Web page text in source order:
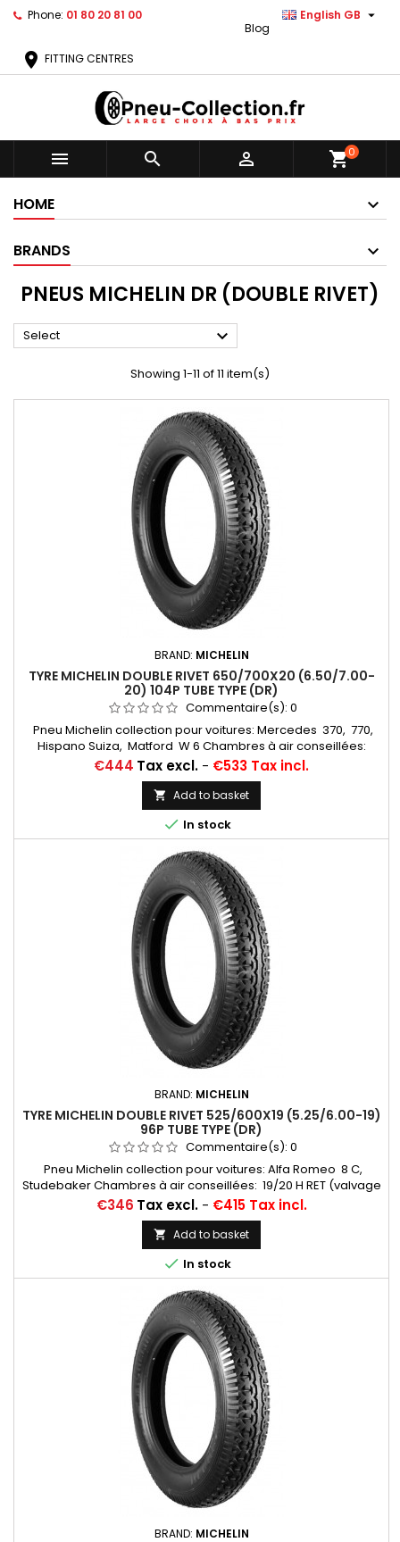
Phone: 01 80 20 81 00 English GB 
Blog
location_on FITTING CENTRES
   shopping_cart0
HOME
BRANDS
PNEUS MICHELIN DR (DOUBLE RIVET)
Select 
Showing 1-11 of 11 item(s)
BRAND: MICHELIN
TYRE MICHELIN DOUBLE RIVET 650/700X20 (6.50/7.00-
20) 104P TUBE TYPE (DR)
Commentaire(s): 0
Pneu Michelin collection pour voitures: Mercedes 370, 770,
Hispano Suiza, Matford W 6 Chambres à air conseillées:
19/20 H RET (valvage oblique) Michelin, 20 H (valvage
central)... Autres appellations: 6,50-20; 7,00-20; 6,50x20;
7,00x20; 6,50/7,00-20; 650x20; 700x20; 650/700-20; 650/700*20
Price
€444 Tax excl. - €533 Tax incl.
 Add to basket
 In stock
BRAND: MICHELIN
TYRE MICHELIN DOUBLE RIVET 525/600X19 (5.25/6.00-19)
96P TUBE TYPE (DR)
Commentaire(s): 0
Pneu Michelin collection pour voitures: Alfa Romeo 8 C,
Studebaker Chambres à air conseillées: 19/20 H RET (valvage
oblique) Michelin, 20 H (valvage droit)... Autres
appellations: 5,25-19; 6,00-19; 5,25x19; 6,00x19; 5,25/6,00-19;
525x19; 600x19; 525/600-19; 525/600*19
Price
€346 Tax excl.- €415 Tax incl.
 Add to basket
 In stock
BRAND: MICHELIN